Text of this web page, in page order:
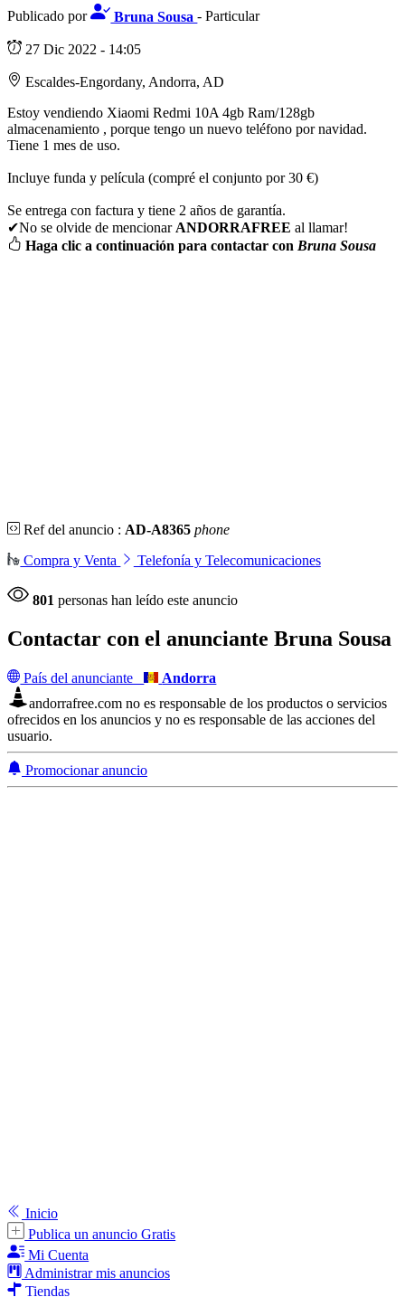
Publicado por Bruna Sousa- Particular
27 Dic 2022 - 14:05
Escaldes-Engordany, Andorra, AD
Estoy vendiendo Xiaomi Redmi 10A 4gb Ram/128gb
almacenamiento , porque tengo un nuevo teléfono por navidad.
Tiene 1 mes de uso.
Incluye funda y película (compré el conjunto por 30 €)
Se entrega con factura y tiene 2 años de garantía.
✔No se olvide de mencionar ANDORRAFREE al llamar!
Haga clic a continuación para contactar con Bruna Sousa
Ref del anuncio : AD-A8365 phone
Compra y Venta Telefonía y Telecomunicaciones
801 personas han leído este anuncio
Contactar con el anunciante Bruna Sousa
País del anunciante
Andorra
andorrafree.com no es responsable de los productos o servicios
ofrecidos en los anuncios y no es responsable de las acciones del
usuario.
Promocionar anuncio
Inicio
Publica un anuncio Gratis
Mi Cuenta
Administrar mis anuncios
Tiendas